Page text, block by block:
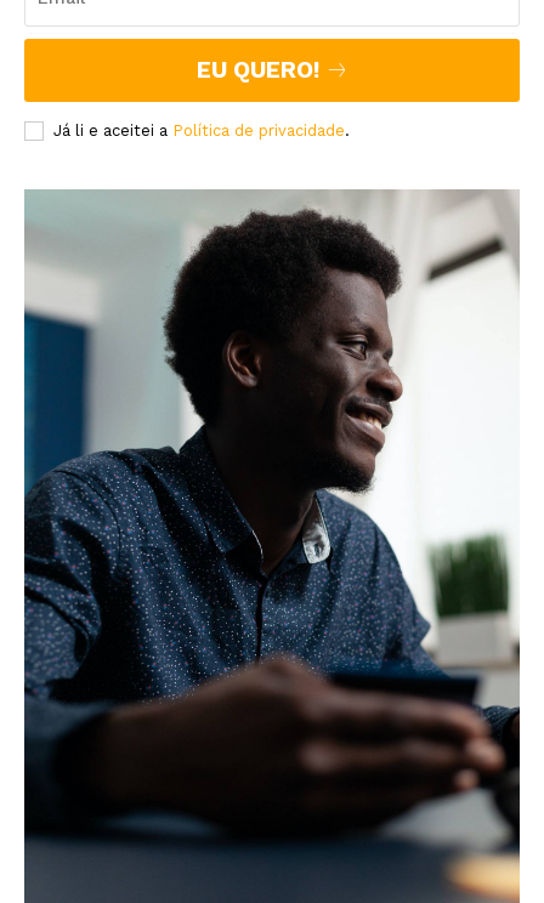
EU QUERO!
Já li e aceitei a Política de privacidade.